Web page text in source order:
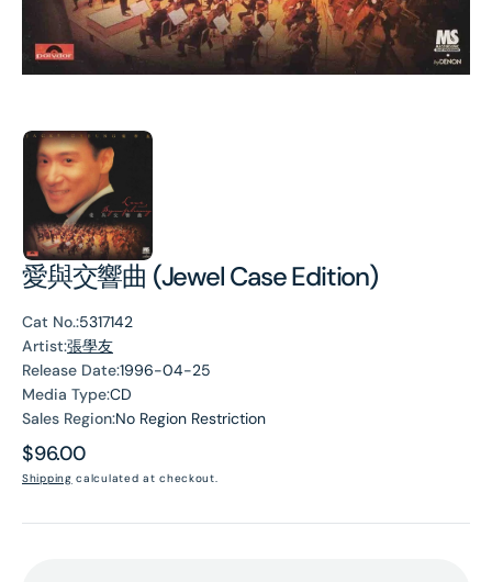
愛與交響曲 (Jewel Case Edition)
Cat No.:5317142
Artist:張學友
Release Date:1996-04-25
Media Type:CD
Sales Region:No Region Restriction
Regular
price
$96.00
Shipping calculated at checkout.